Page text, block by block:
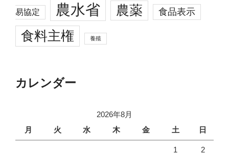
易協定 農水省 農薬 食品表示
食料主権 養殖
カレンダー
2026年8月
月
火 水 木 金 土 日
1 2